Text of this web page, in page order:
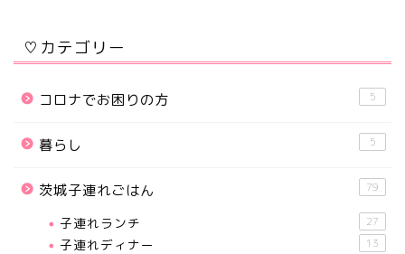
♡カテゴリー
コロナでお困りの方 5
暮らし 5
茨城子連れごはん 79
子連れランチ 27
子連れディナー 13